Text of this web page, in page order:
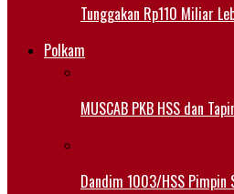
Tunggakan Rp110 Miliar
Polkam
MUSCAB PKB HSS dan
Dandim 1003/HSS Pimpin